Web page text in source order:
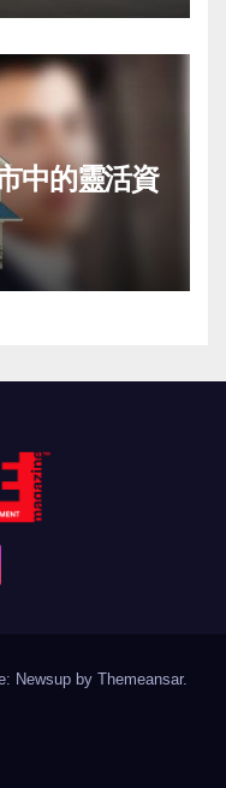
中的靈活資
Newsup by Themeansar.